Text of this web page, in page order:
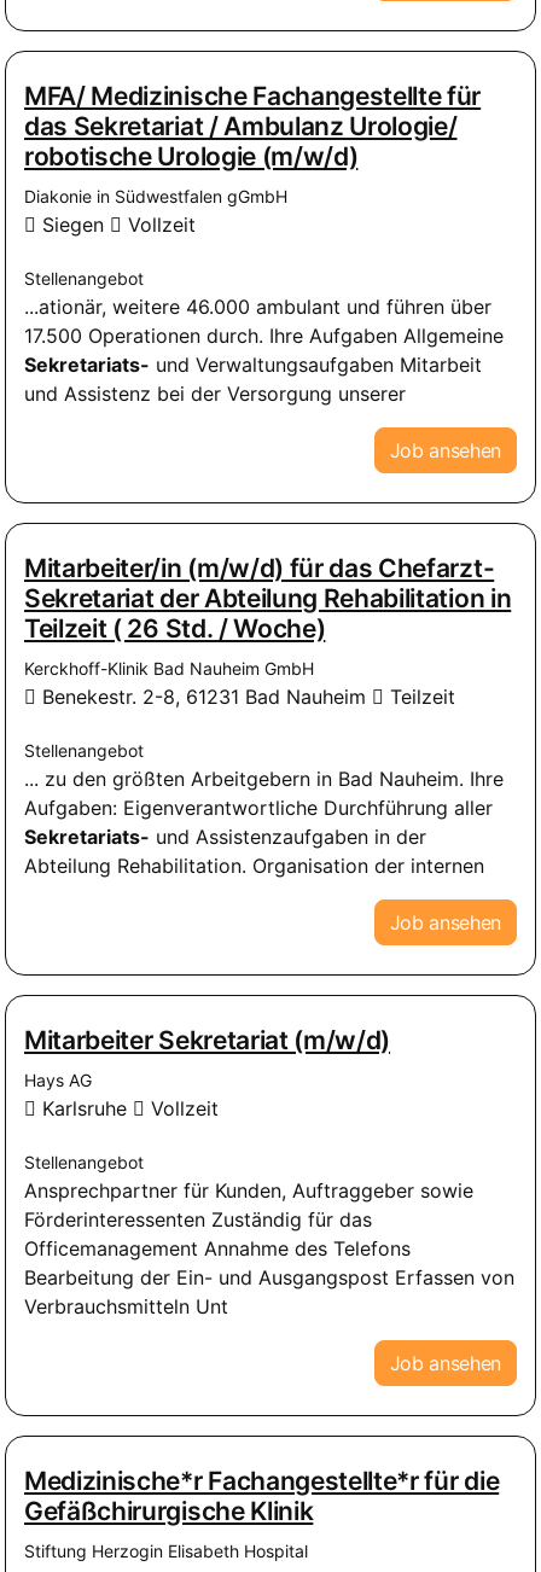
MFA/ Medizinische Fachangestellte für
das Sekretariat / Ambulanz Urologie/
robotische Urologie (m/w/d)
Diakonie in Südwestfalen gGmbH
Siegen Vollzeit
Stellenangebot
...ationär, weitere 46.000 ambulant und führen über
17.500 Operationen durch. Ihre Aufgaben Allgemeine
Sekretariats- und Verwaltungsaufgaben Mitarbeit
und Assistenz bei der Versorgung unserer
Job ansehen
Mitarbeiter/in (m/w/d) für das Chefarzt-
Sekretariat der Abteilung Rehabilitation in
Teilzeit ( 26 Std. / Woche)
Kerckhoff-Klinik Bad Nauheim GmbH
Benekestr. 2-8, 61231 Bad Nauheim Teilzeit
Stellenangebot
... zu den größten Arbeitgebern in Bad Nauheim. Ihre
Aufgaben: Eigenverantwortliche Durchführung aller
Sekretariats- und Assistenzaufgaben in der
Abteilung Rehabilitation. Organisation der internen
Job ansehen
Mitarbeiter Sekretariat (m/w/d)
Hays AG
Karlsruhe Vollzeit
Stellenangebot
Ansprechpartner für Kunden, Auftraggeber sowie
Förderinteressenten Zuständig für das
Officemanagement Annahme des Telefons
Bearbeitung der Ein- und Ausgangspost Erfassen von
Verbrauchsmitteln Unt
Job ansehen
Medizinische*r Fachangestellte*r für die
Gefäßchirurgische Klinik
Stiftung Herzogin Elisabeth Hospital